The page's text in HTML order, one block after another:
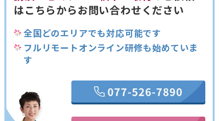
はこちらからお問い合わせください
全国どのエリアでも対応可能です
フルリモートオンライン研修も始めていま
す